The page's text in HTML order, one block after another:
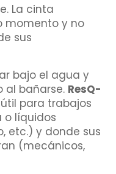
La cinta
momento y no
sus
bajo el agua y
al bañarse. ResQ-
para trabajos
o líquidos
etc.) y donde sus
(mecánicos,